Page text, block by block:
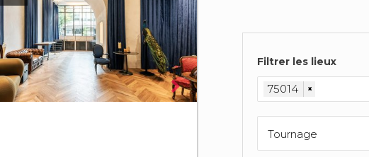
Filtrer les lieux
75014 ×
Tournage